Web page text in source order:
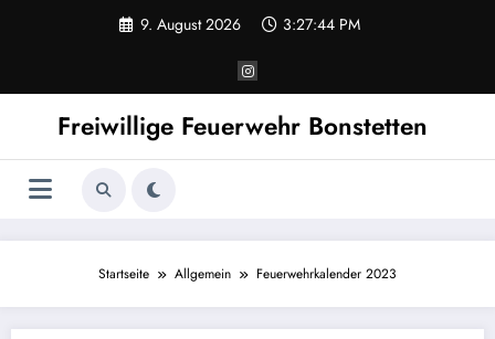
9. August 2026 3:27:44 PM
Freiwillige Feuerwehr Bonstetten
Startseite Allgemein Feuerwehrkalender 2023